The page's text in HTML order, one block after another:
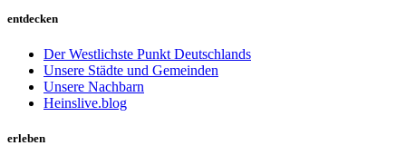
entdecken
Der Westlichste Punkt Deutschlands
Unsere Städte und Gemeinden
Unsere Nachbarn
Heinslive.blog
erleben